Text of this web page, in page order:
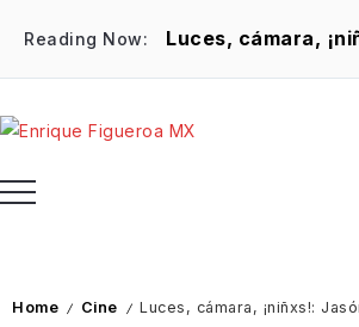
Reading Now:
Home / Cine / Luces, cámara, ¡niñxs!: